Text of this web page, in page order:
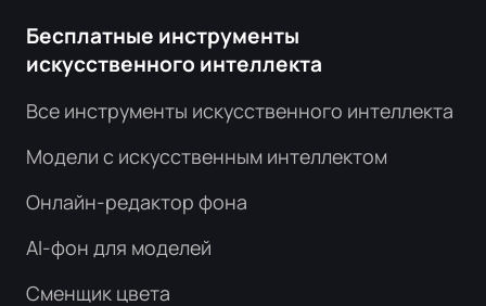
Бесплатные инструменты
искусственного интеллекта
Все инструменты искусственного интеллекта
Модели с искусственным интеллектом
Онлайн-редактор фона
AI-фон для моделей
Сменщик цвета